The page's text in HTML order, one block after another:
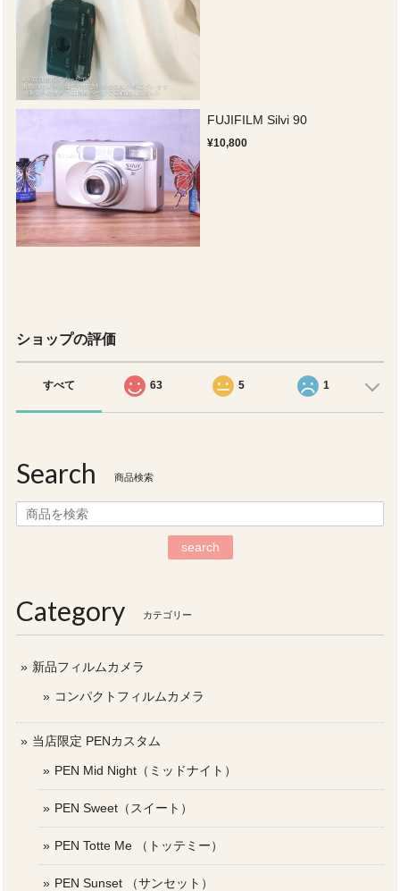
FUJIFILM Silvi 90
¥10,800
ショップの評価
すべて 63 5 1
Search 商品検索
search
Category カテゴリー
新品フィルムカメラ
コンパクトフィルムカメラ
当店限定 PENカスタム
PEN Mid Night（ミッドナイト）
PEN Sweet（スイート）
PEN Totte Me （トッテミー）
PEN Sunset （サンセット）